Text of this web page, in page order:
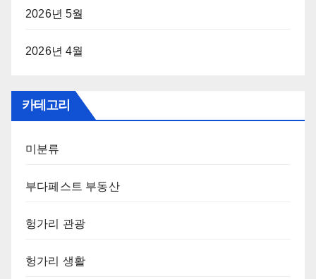
2026년 5월
2026년 4월
카테고리
미분류
부다페스트 부동산
헝가리 관광
헝가리 생활